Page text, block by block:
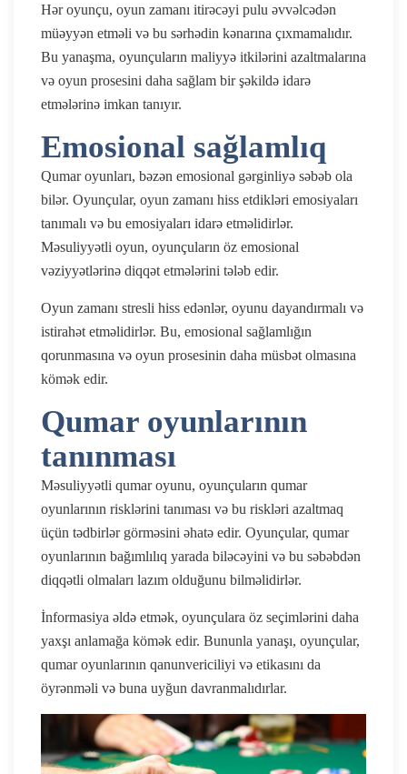
Hər oyunçu, oyun zamanı itirəcəyi pulu əvvəlcədən
müəyyən etməli və bu sərhədin kənarına çıxmamalıdır.
Bu yanaşma, oyunçuların maliyyə itkilərini azaltmalarına
və oyun prosesini daha sağlam bir şəkildə idarə
etmələrinə imkan tanıyır.
Emosional sağlamlıq
Qumar oyunları, bəzən emosional gərginliyə səbəb ola
bilər. Oyunçular, oyun zamanı hiss etdikləri emosiyaları
tanımalı və bu emosiyaları idarə etməlidirlər.
Məsuliyyətli oyun, oyunçuların öz emosional
vəziyyətlərinə diqqət etmələrini tələb edir.
Oyun zamanı stresli hiss edənlər, oyunu dayandırmalı və
istirahət etməlidirlər. Bu, emosional sağlamlığın
qorunmasına və oyun prosesinin daha müsbət olmasına
kömək edir.
Qumar oyunlarının
tanınması
Məsuliyyətli qumar oyunu, oyunçuların qumar
oyunlarının risklərini tanıması və bu riskləri azaltmaq
üçün tədbirlər görməsini əhatə edir. Oyunçular, qumar
oyunlarının bağımlılıq yarada biləcəyini və bu səbəbdən
diqqətli olmaları lazım olduğunu bilməlidirlər.
İnformasiya əldə etmək, oyunçulara öz seçimlərini daha
yaxşı anlamağa kömək edir. Bununla yanaşı, oyunçular,
qumar oyunlarının qanunvericiliyi və etikasını da
öyrənməli və buna uyğun davranmalıdırlar.